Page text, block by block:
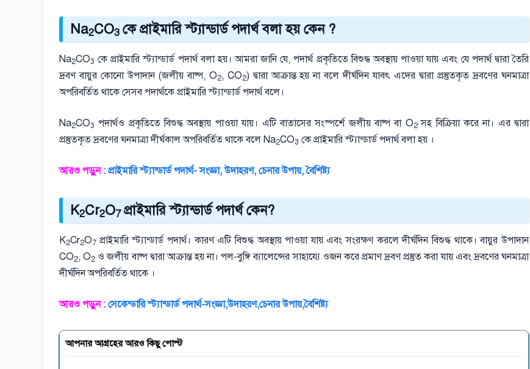
Na2CO3 কে প্রাইমারি স্ট্যান্ডার্ড পদার্থ বলা হয় কেন ?
Na2CO3 কে প্রাইমারি স্ট্যান্ডার্ড পদার্থ বলা হয়। আমরা জানি যে, পদার্থ প্রকৃতিতে বিশুদ্ধ অবস্থায় পাওয়া যায় এবং যে পদার্থ দ্বারা তৈরি
দ্রবণ বায়ুর কোনো উপাদান (জলীয় বাষ্প, O2, CO2) দ্বারা আক্রান্ত হয় না বলে দীর্ঘদিন যাবৎ এদের দ্বারা প্রস্তুতকৃত দ্রবণের ঘনমাত্রা
অপরিবর্তিত থাকে সেসব পদার্থকে প্রাইমারি স্ট্যান্ডার্ড পদার্থ বলে।
Na2CO3 পদার্থও প্রকৃতিতে বিশুদ্ধ অবস্থায় পাওয়া যায়। এটি বাতাসের সংস্পর্শে জলীয় বাষ্প বা O2সহ বিক্রিয়া করে না। এর দ্বারা
প্রস্তুতকৃত দ্রবণের ঘনমাত্রা দীর্ঘকাল অপরিবর্তিত থাকে বলে Na2CO3 কে প্রাইমারি স্ট্যান্ডার্ড পদার্থ বলা হয় ।
আরও পড়ুন : প্রাইমারি স্ট্যান্ডার্ড পদার্থ- সংজ্ঞা, উদাহরণ, চেনার উপায়, বৈশিষ্ট্য
K2Cr2O7প্রাইমারি স্ট্যান্ডার্ড পদার্থ কেন?
K2Cr2O7 প্রাইমারি স্ট্যান্ডার্ড পদার্থ। কারণ এটি বিশুদ্ধ অবস্থায় পাওয়া যায় এবং সংরক্ষণ করলে দীর্ঘদিন বিশুদ্ধ থাকে। বায়ুর উপাদান
CO2, O2 ও জলীয় বাষ্প দ্বারা আক্রান্ত হয় না। পল-বুঙ্গি ব্যালেন্সের সাহায্যে ওজন করে প্রমাণ দ্রবণ প্রস্তুত করা যায় এবং দ্রবণের ঘনমাত্রা
দীর্ঘদিন অপরিবর্তিত থাকে ।
আরও পড়ুন : সেকেন্ডারি স্ট্যান্ডার্ড পদার্থ-সংজ্ঞা,উদাহরণ,চেনার উপায়,বৈশিষ্ট্য
আপনার আগ্রহের আরও কিছু পোস্ট